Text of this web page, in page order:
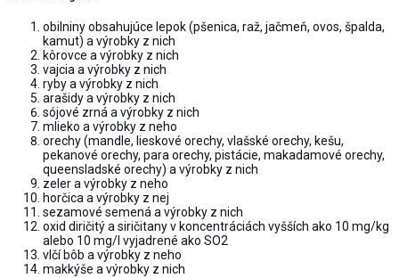
obilniny obsahujúce lepok (pšenica, raž, jačmeň, ovos, špalda,
kamut) a výrobky z nich
kôrovce a výrobky z nich
vajcia a výrobky z nich
ryby a výrobky z nich
arašidy a výrobky z nich
sójové zrná a výrobky z nich
mlieko a výrobky z neho
orechy (mandle, lieskové orechy, vlašské orechy, kešu,
pekanové orechy, para orechy, pistácie, makadamové orechy,
queensladské orechy) a výrobky z nich
zeler a výrobky z neho
horčica a výrobky z nej
sezamové semená a výrobky z nich
oxid diričitý a siričitany v koncentráciách vyšších ako 10 mg/kg
alebo 10 mg/l vyjadrené ako SO2
vlčí bôb a výrobky z neho
makkýše a výrobky z nich